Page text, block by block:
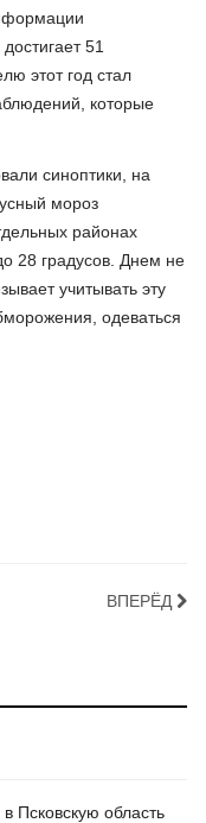
51
этот год стал
которые
синоптики, на
мороз
районах
28 градусов. Днем не
учитывать эту
одеваться
ВПЕРЁД
Псковскую область